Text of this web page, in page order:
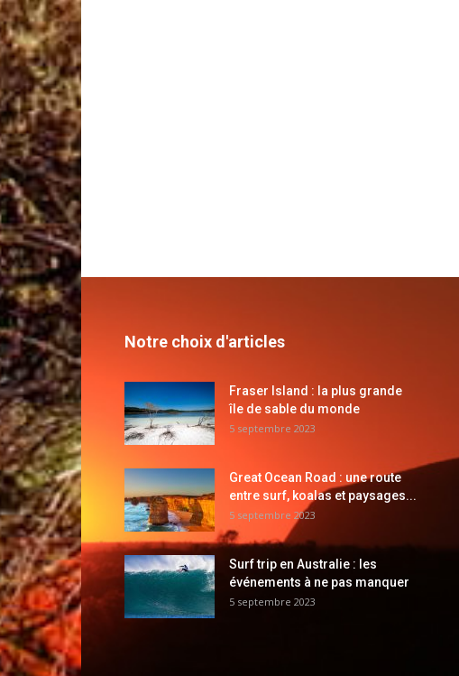
Notre choix d'articles
Fraser Island : la plus grande
île de sable du monde
5 septembre 2023
Great Ocean Road : une route
entre surf, koalas et paysages...
5 septembre 2023
Surf trip en Australie : les
événements à ne pas manquer
5 septembre 2023